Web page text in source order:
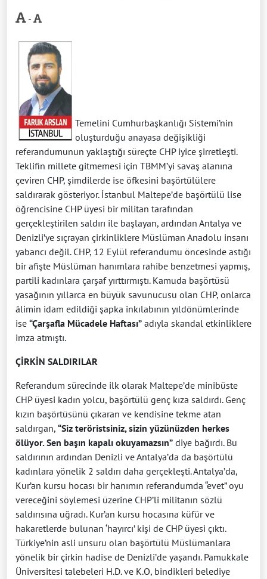
-
Temelini Cumhurbaşkanlığı Sistemi’nin
oluşturduğu anayasa değişikliği
referandumunun yaklaştığı süreçte CHP iyice şirretleşti.
Teklifin millete gitmemesi için TBMM’yi savaş alanına
çeviren CHP, şimdilerde ise öfkesini başörtülülere
saldırarak gösteriyor. İstanbul Maltepe’de başörtülü lise
öğrencisine CHP üyesi bir militan tarafından
gerçekleştirilen saldırı ile başlayan, ardından Antalya ve
Denizli’ye sıçrayan çirkinliklere Müslüman Anadolu insanı
yabancı değil. CHP, 12 Eylül referandumu öncesinde astığı
bir afişte Müslüman hanımlara rahibe benzetmesi yapmış,
partili kadınlara çarşaf yırttırmıştı. Kamuda başörtüsü
yasağının yıllarca en büyük savunucusu olan CHP, onlarca
âlimin idam edildiği şapka inkılabının yıldönümlerinde
ise “Çarşafla Mücadele Haftası” adıyla skandal etkinliklere
imza atmıştı.
ÇİRKİN SALDIRILAR
Referandum sürecinde ilk olarak Maltepe’de minibüste
CHP üyesi kadın yolcu, başörtülü genç kıza saldırdı. Genç
kızın başörtüsünü çıkaran ve kendisine tekme atan
saldırgan, “Siz teröristsiniz, sizin yüzünüzden herkes
ölüyor. Sen başın kapalı okuyamazsın” diye bağırdı. Bu
saldırının ardından Denizli ve Antalya’da da başörtülü
kadınlara yönelik 2 saldırı daha gerçekleşti. Antalya’da,
Kur’an kursu hocası bir hanımın referandumda “evet” oyu
vereceğini söylemesi üzerine CHP’li militanın sözlü
saldırısına uğradı. Kur’an kursu hocasına küfür ve
hakaretlerde bulunan ‘hayırcı’ kişi de CHP üyesi çıktı.
Türkiye’nin asli unsuru olan başörtülü Müslümanlara
yönelik bir çirkin hadise de Denizli’de yaşandı. Pamukkale
Üniversitesi talebeleri H.D. ve K.O, bindikleri belediye